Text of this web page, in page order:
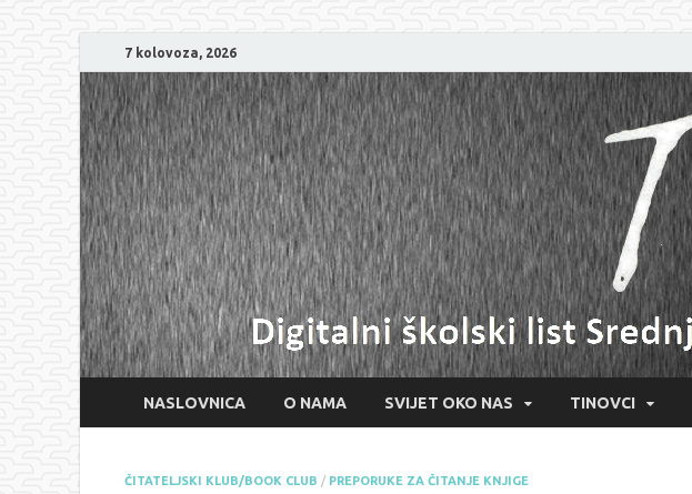
7 kolovoza, 2026
NASLOVNICA O NAMA SVIJET OKO NAS TINOVCI
ČITATELJSKI KLUB/BOOK CLUB / PREPORUKE ZA ČITANJE KNJIGE